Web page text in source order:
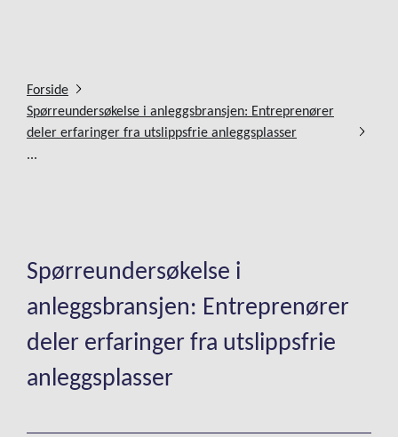
Forside
Spørreundersøkelse i anleggsbransjen: Entreprenører
deler erfaringer fra utslippsfrie anleggsplasser
...
Spørreundersøkelse i
anleggsbransjen: Entreprenører
deler erfaringer fra utslippsfrie
anleggsplasser